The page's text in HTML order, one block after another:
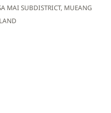
MAI SUBDISTRICT, MUEANG